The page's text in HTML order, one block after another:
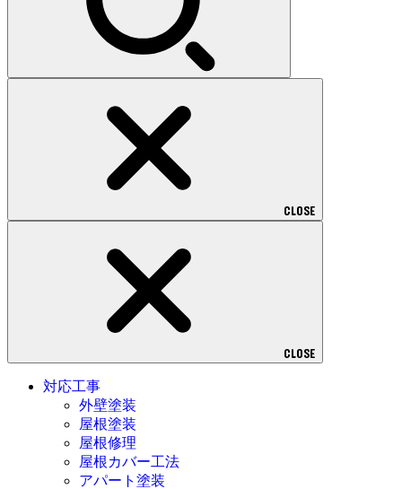
CLOSE
CLOSE
対応工事
外壁塗装
屋根塗装
屋根修理
屋根カバー工法
アパート塗装